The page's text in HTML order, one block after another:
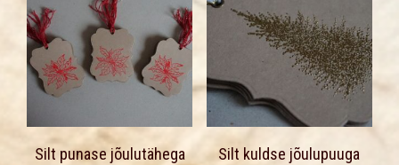
Silt punase jõulutähega Silt kuldse jõulupuuga